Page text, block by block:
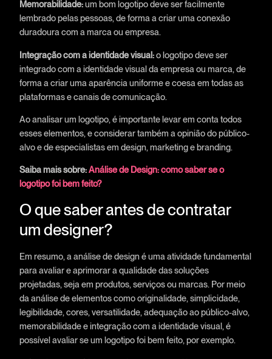
Memorabilidade:um bom logotipo deve ser facilmente
lembrado pelas pessoas, de forma a criar uma conexão
duradoura com a marca ou empresa.
Integração com a identidade visual:o logotipo deve ser
integrado com a identidade visual da empresa ou marca, de
forma a criar uma aparência uniforme e coesa em todas as
plataformas e canais de comunicação.
Ao analisar um logotipo, é importante levar em conta todos
esses elementos, e considerar também a opinião do público-
alvo e de especialistas em design, marketing e branding.
Saiba mais sobre:Análise de Design: como saber se o
logotipo foi bem feito?
O que saber antes de contratar
um designer?
Em resumo, a análise de design é uma atividade fundamental
para avaliar e aprimorar a qualidade das soluções
projetadas, seja em produtos, serviços ou marcas. Por meio
da análise de elementos como originalidade, simplicidade,
legibilidade, cores, versatilidade, adequação ao público-alvo,
memorabilidade e integração com a identidade visual, é
possível avaliar se um logotipo foi bem feito, por exemplo.